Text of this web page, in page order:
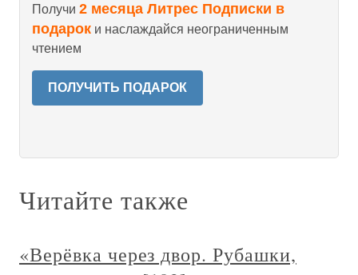
Получи 2 месяца Литрес Подписки в
подарок и наслаждайся неограниченным
чтением
ПОЛУЧИТЬ ПОДАРОК
Читайте также
«Верёвка через двор. Рубашки,